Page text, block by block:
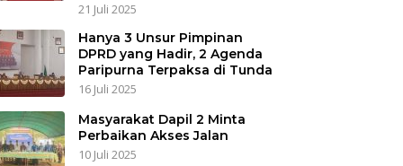
21 Juli 2025
Hanya 3 Unsur Pimpinan
DPRD yang Hadir, 2 Agenda
Paripurna Terpaksa di Tunda
16 Juli 2025
Masyarakat Dapil 2 Minta
Perbaikan Akses Jalan
10 Juli 2025